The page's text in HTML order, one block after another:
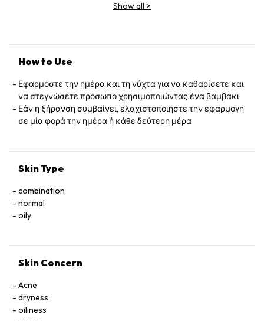
Show all >
How to Use
Εφαρμόστε την ημέρα και τη νύχτα για να καθαρίσετε και
να στεγνώσετε πρόσωπο χρησιμοποιώντας ένα βαμβάκι
Εάν η ξήρανση συμβαίνει, ελαχιστοποιήστε την εφαρμογή
σε μία φορά την ημέρα ή κάθε δεύτερη μέρα
Skin Type
combination
normal
oily
Skin Concern
Acne
dryness
oiliness